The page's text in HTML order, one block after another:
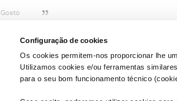
Configuração de cookies
Os cookies permitem-nos proporcionar lhe
Utilizamos cookies e/ou ferramentas
para o seu bom funcionamento técnico
Gosto